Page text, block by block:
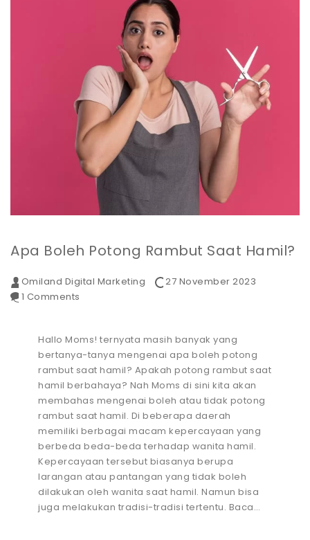
Apa Boleh Potong Rambut Saat Hamil?
Omiland Digital Marketing
27 November 2023
1 Comments
Hallo Moms! ternyata masih banyak yang
bertanya-tanya mengenai apa boleh potong
rambut saat hamil? Apakah potong rambut saat
hamil berbahaya? Nah Moms di sini kita akan
membahas mengenai boleh atau tidak potong
rambut saat hamil. Di beberapa daerah
memiliki berbagai macam kepercayaan yang
berbeda beda-beda terhadap wanita hamil.
Kepercayaan tersebut biasanya berupa
larangan atau pantangan yang tidak boleh
dilakukan oleh wanita saat hamil. Namun bisa
juga melakukan tradisi-tradisi tertentu. Baca…